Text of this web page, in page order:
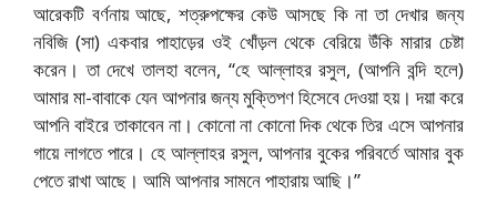
আরেকটি বর্ণনায় আছে, শত্রুপক্ষের কেউ আসছে কি না তা দেখার জন্য
নবিজি (সা) একবার পাহাড়ের ওই খোঁড়ল থেকে বেরিয়ে উঁকি মারার চেষ্টা
করেন। তা দেখে তালহা বলেন, “হে আল্লাহর রসুল, (আপনি বন্দি হলে)
আমার মা-বাবাকে যেন আপনার জন্য মুক্তিপণ হিসেবে দেওয়া হয়। দয়া করে
আপনি বাইরে তাকাবেন না। কোনো না কোনো দিক থেকে তির এসে আপনার
গায়ে লাগতে পারে। হে আল্লাহর রসুল, আপনার বুকের পরিবর্তে আমার বুক
পেতে রাখা আছে। আমি আপনার সামনে পাহারায় আছি।”